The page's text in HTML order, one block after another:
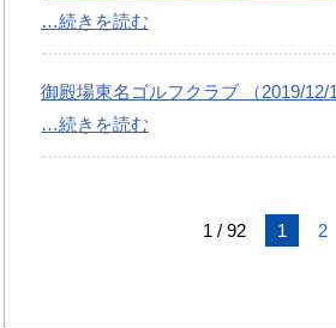
…続きを読む
御殿場東名ゴルフクラブ （2019/12/
…続きを読む
1 / 92 1 2